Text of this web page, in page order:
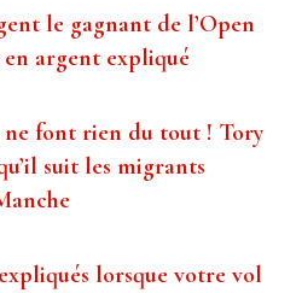
le gagnant de l’Open
argent expliqué
ne font rien du tout ! Tory
suit les migrants
lorsque votre vol